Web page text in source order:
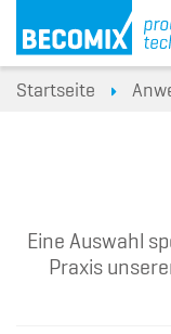
Startseite
Eine Auswahl
Praxis